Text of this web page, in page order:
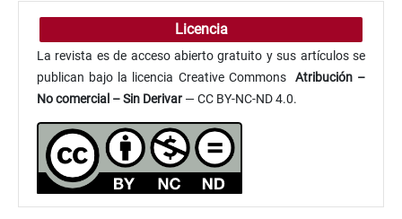
Licencia
La revista es de acceso abierto gratuito y sus artículos se
publican bajo la licencia Creative Commons
Atribución–
No comercial – Sin Derivar — CC BY-NC-ND 4.0.